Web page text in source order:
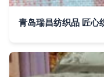
青岛瑞昌纺织品 匠心